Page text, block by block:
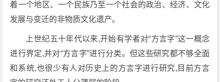
着一个地区、一个民族乃至一个社会的政治、经济、文化
发展与变迁的非物质文化遗产。
上世纪五十年代以来,开始有学者对“方言字”这一概念
进行界定,并对“方言字”进行分类。但这些研究都不够全面
和系统,也很少有人对历史上的方言字进行研究,目前方言